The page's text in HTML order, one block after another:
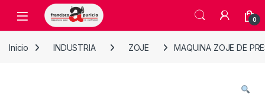
Skip to navigation
Skip to content
Open 0
Inicio INDUSTRIA ZOJE MAQUINA ZOJE DE